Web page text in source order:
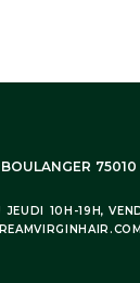
75010
JEUDI 10H-19H,